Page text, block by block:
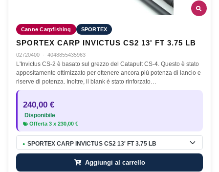
Canne Carpfishing SPORTEX
SPORTEX CARP INVICTUS CS2 13' FT 3.75 LB
02720400 · 4048855435963
L'Invictus CS-2 è basato sul grezzo del Catapult CS-4. Questo è stato
appositamente ottimizzato per ottenere ancora più potenza di lancio e
riserve di potenza. Inoltre, il blank è stato rinforzato…
240,00 €
Disponibile
Offerta 3 x 230,00 €
● SPORTEX CARP INVICTUS CS2 13' FT 3.75 LB
Aggiungi al carrello